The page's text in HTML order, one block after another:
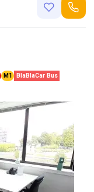
M1 BlaBlaCar Bus